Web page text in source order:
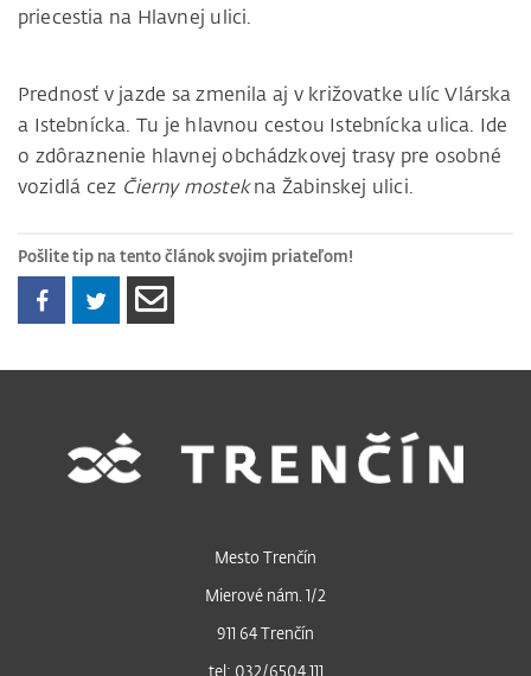
priecestia na Hlavnej ulici.
Prednosť v jazde sa zmenila aj v križovatke ulíc Vlárska
a Istebnícka. Tu je hlavnou cestou Istebnícka ulica. Ide
o zdôraznenie hlavnej obchádzkovej trasy pre osobné
vozidlá cez Čierny mostekna Žabinskej ulici.
Pošlite tip na tento článok svojim priateľom!
Mesto Trenčín
Mierové nám. 1/2
911 64 Trenčín
tel: 032/6504 111